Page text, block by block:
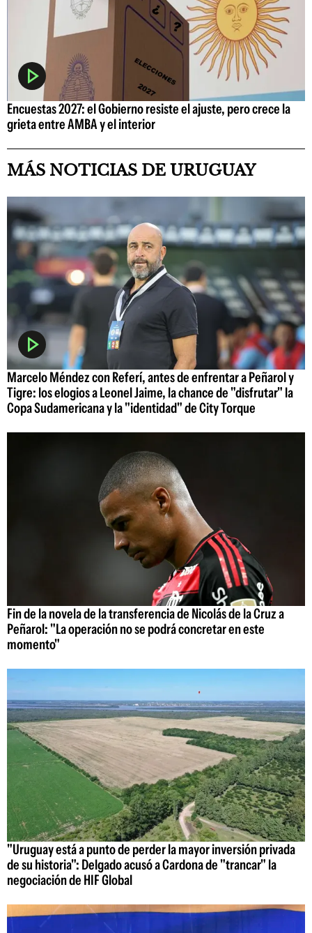
Encuestas 2027: el Gobierno resiste el ajuste, pero crece la
grieta entre AMBA y el interior
MÁS NOTICIAS DE URUGUAY
Marcelo Méndez con Referí, antes de enfrentar a Peñarol y
Tigre: los elogios a Leonel Jaime, la chance de "disfrutar" la
Copa Sudamericana y la "identidad" de City Torque
Fin de la novela de la transferencia de Nicolás de la Cruz a
Peñarol: "La operación no se podrá concretar en este
momento"
"Uruguay está a punto de perder la mayor inversión privada
de su historia": Delgado acusó a Cardona de "trancar" la
negociación de HIF Global